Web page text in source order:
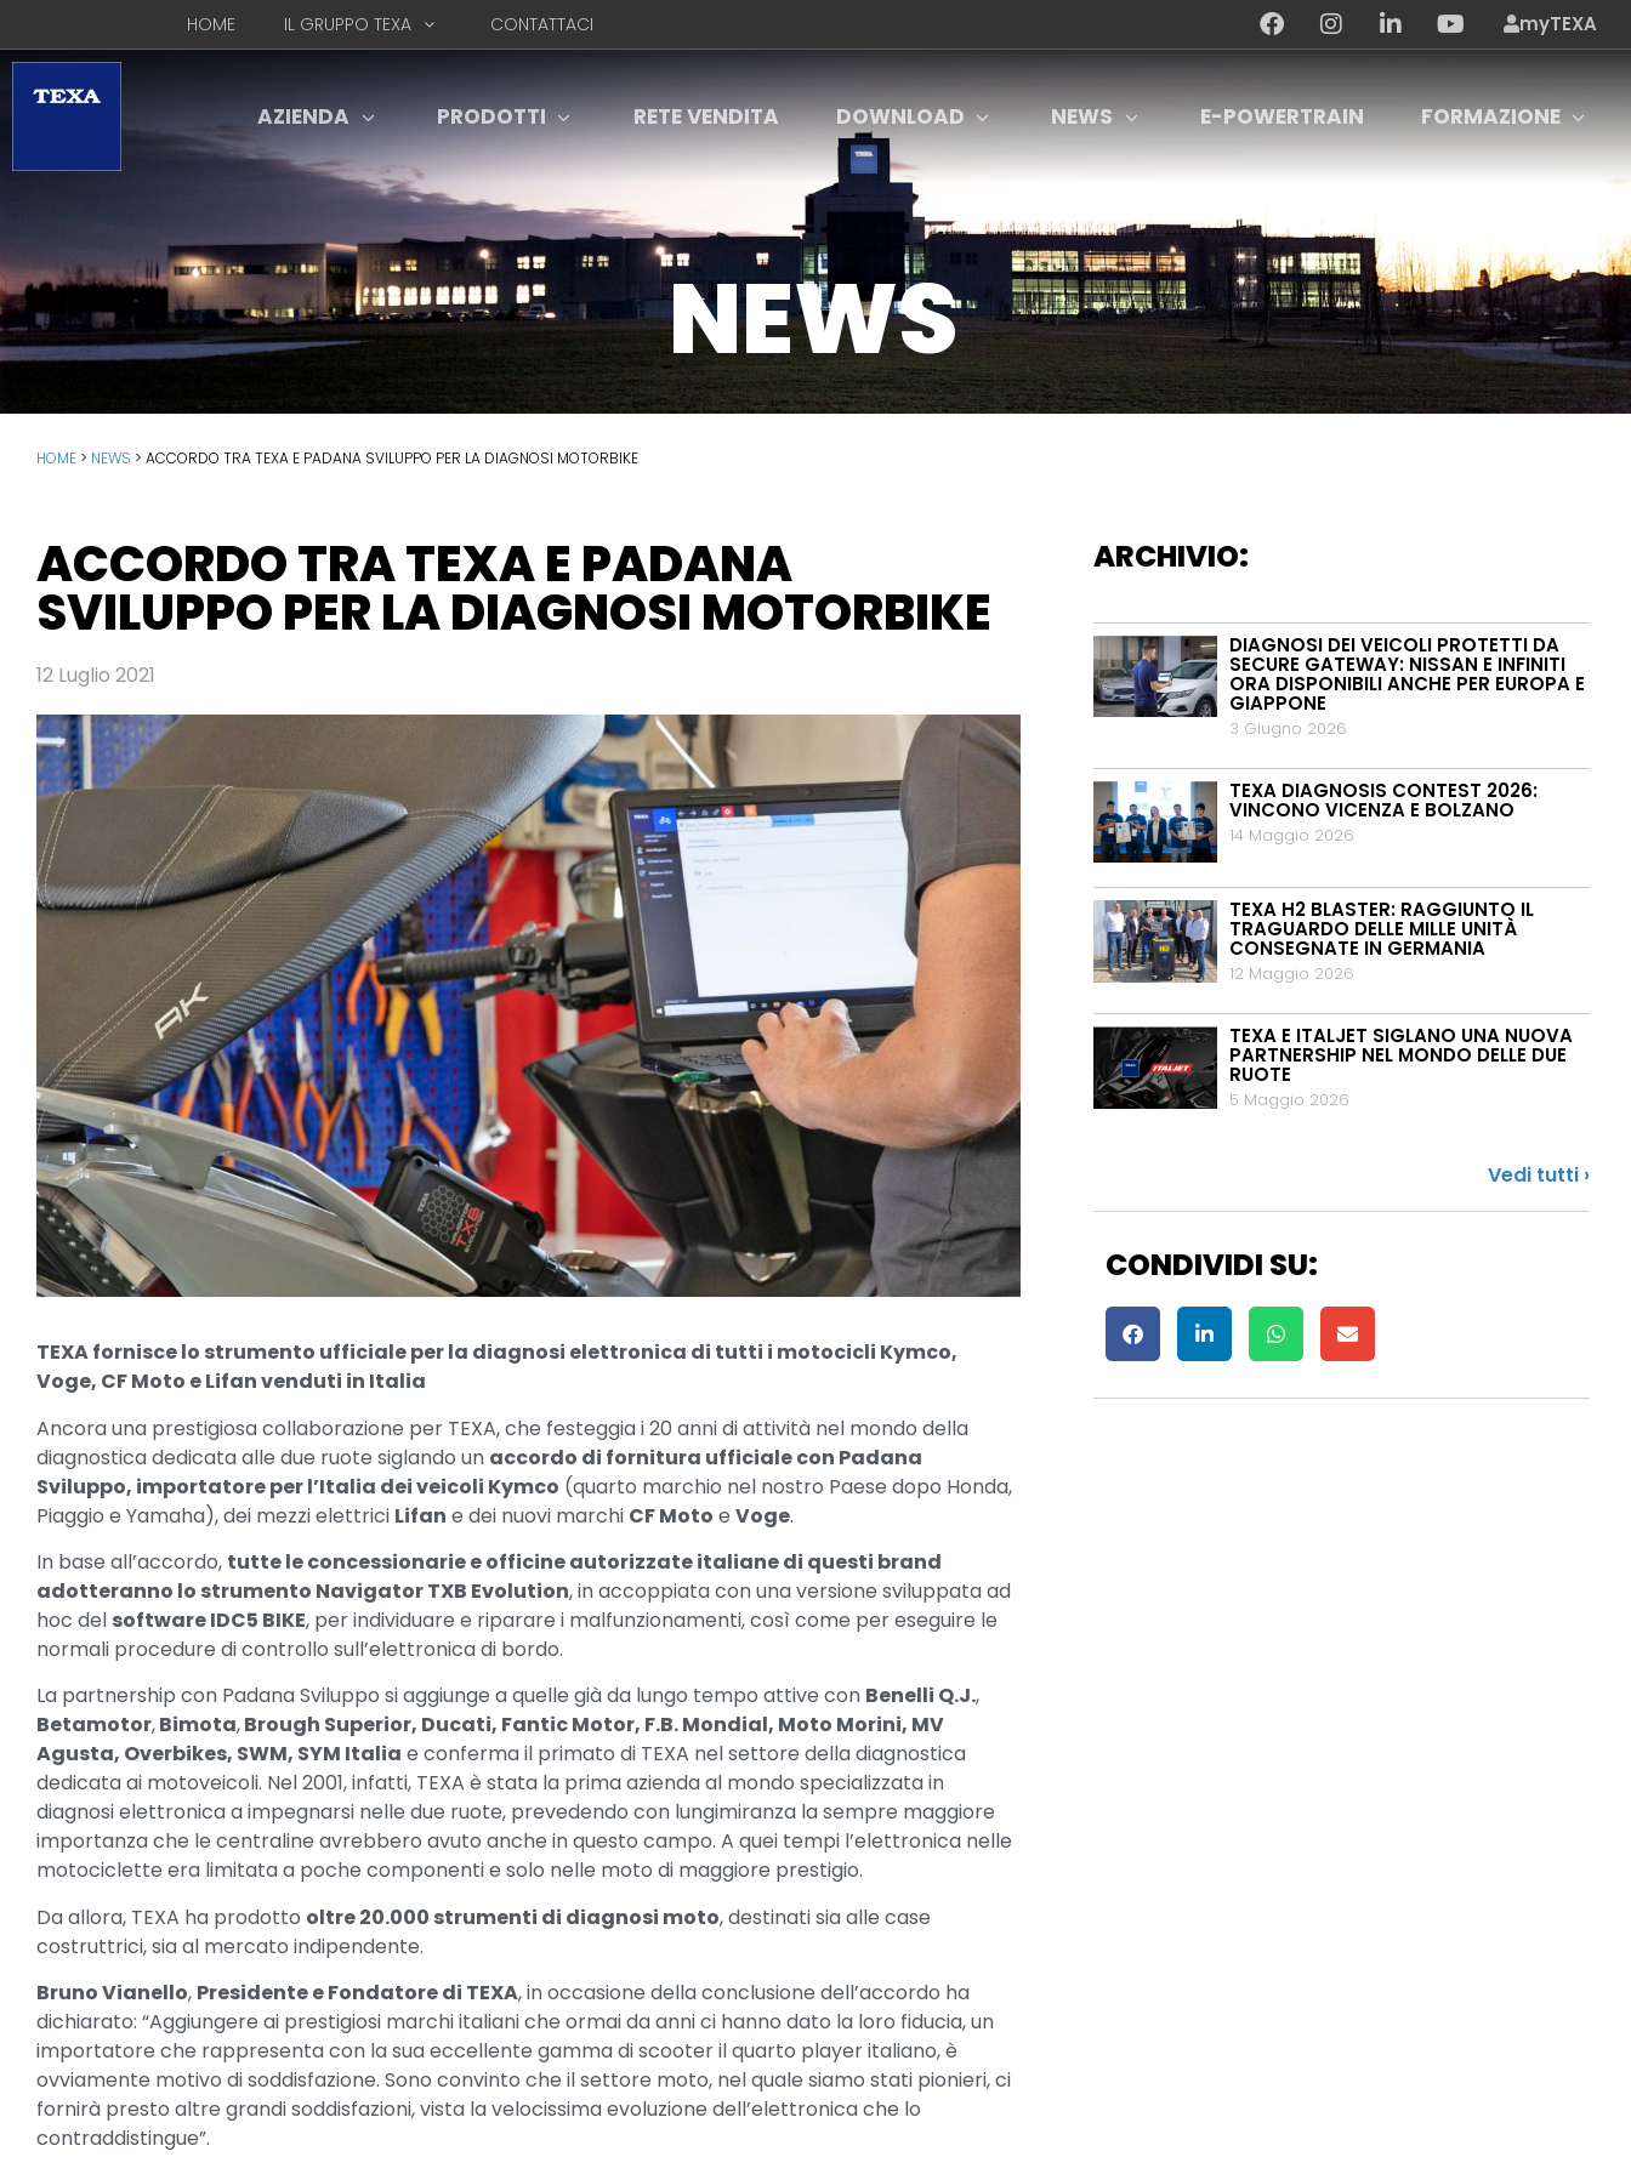
HOME IL GRUPPO TEXA CONTATTACI myTEXA
AZIENDA PRODOTTI RETE VENDITA DOWNLOAD NEWS E-POWERTRAIN FORMAZIONE
NEWS
HOME > NEWS > ACCORDO TRA TEXA E PADANA SVILUPPO PER LA DIAGNOSI MOTORBIKE
ACCORDO TRA TEXA E PADANA
SVILUPPO PER LA DIAGNOSI MOTORBIKE
12 Luglio 2021
TEXA fornisce lo strumento ufficiale per la diagnosi elettronica di tutti i motocicli Kymco,
Voge, CF Moto e Lifan venduti in Italia
Ancora una prestigiosa collaborazione per TEXA, che festeggia i 20 anni di attività nel mondo della
diagnostica dedicata alle due ruote siglando un accordo di fornitura ufficiale con Padana
Sviluppo, importatore per l’Italia dei veicoli Kymco (quarto marchio nel nostro Paese dopo Honda,
Piaggio e Yamaha), dei mezzi elettrici Lifan e dei nuovi marchi CF Moto e Voge.
In base all’accordo, tutte le concessionarie e officine autorizzate italiane di questi brand
adotteranno lo strumento Navigator TXB Evolution, in accoppiata con una versione sviluppata ad
hoc del software IDC5 BIKE, per individuare e riparare i malfunzionamenti, così come per eseguire le
normali procedure di controllo sull’elettronica di bordo.
La partnership con Padana Sviluppo si aggiunge a quelle già da lungo tempo attive con Benelli Q.J.,
Betamotor,Bimota,Brough Superior, Ducati, Fantic Motor, F.B. Mondial, Moto Morini, MV
Agusta, Overbikes, SWM, SYM Italia e conferma il primato di TEXA nel settore della diagnostica
dedicata ai motoveicoli. Nel 2001, infatti, TEXA è stata la prima azienda al mondo specializzata in
diagnosi elettronica a impegnarsi nelle due ruote, prevedendo con lungimiranza la sempre maggiore
importanza che le centraline avrebbero avuto anche in questo campo. A quei tempi l’elettronica nelle
motociclette era limitata a poche componenti e solo nelle moto di maggiore prestigio.
Da allora, TEXA ha prodotto oltre 20.000 strumenti di diagnosi moto, destinati sia alle case
costruttrici, sia al mercato indipendente.
Bruno Vianello, Presidente e Fondatore di TEXA, in occasione della conclusione dell’accordo ha
dichiarato: “Aggiungere ai prestigiosi marchi italiani che ormai da anni ci hanno dato la loro fiducia, un
importatore che rappresenta con la sua eccellente gamma di scooter il quarto player italiano, è
ovviamente motivo di soddisfazione. Sono convinto che il settore moto, nel quale siamo stati pionieri, ci
fornirà presto altre grandi soddisfazioni, vista la velocissima evoluzione dell’elettronica che lo
contraddistingue”.
ARCHIVIO:
DIAGNOSI DEI VEICOLI PROTETTI DA
SECURE GATEWAY: NISSAN E INFINITI
ORA DISPONIBILI ANCHE PER EUROPA E
GIAPPONE
3 Giugno 2026
TEXA DIAGNOSIS CONTEST 2026:
VINCONO VICENZA E BOLZANO
14 Maggio 2026
TEXA H2 BLASTER: RAGGIUNTO IL
TRAGUARDO DELLE MILLE UNITÀ
CONSEGNATE IN GERMANIA
12 Maggio 2026
TEXA E ITALJET SIGLANO UNA NUOVA
PARTNERSHIP NEL MONDO DELLE DUE
RUOTE
5 Maggio 2026
Vedi tutti ›
CONDIVIDI SU: